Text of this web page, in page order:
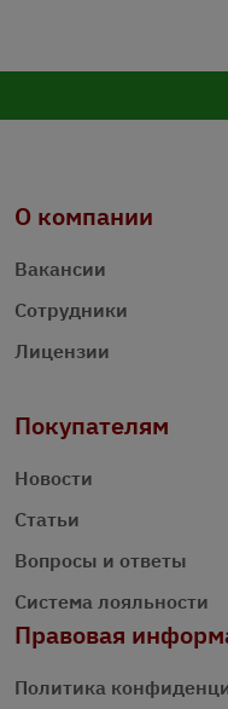
О компании
Вакансии
Сотрудники
Лицензии
Покупателям
Новости
Статьи
Вопросы и ответы
Система лояльности
Правовая
Политика